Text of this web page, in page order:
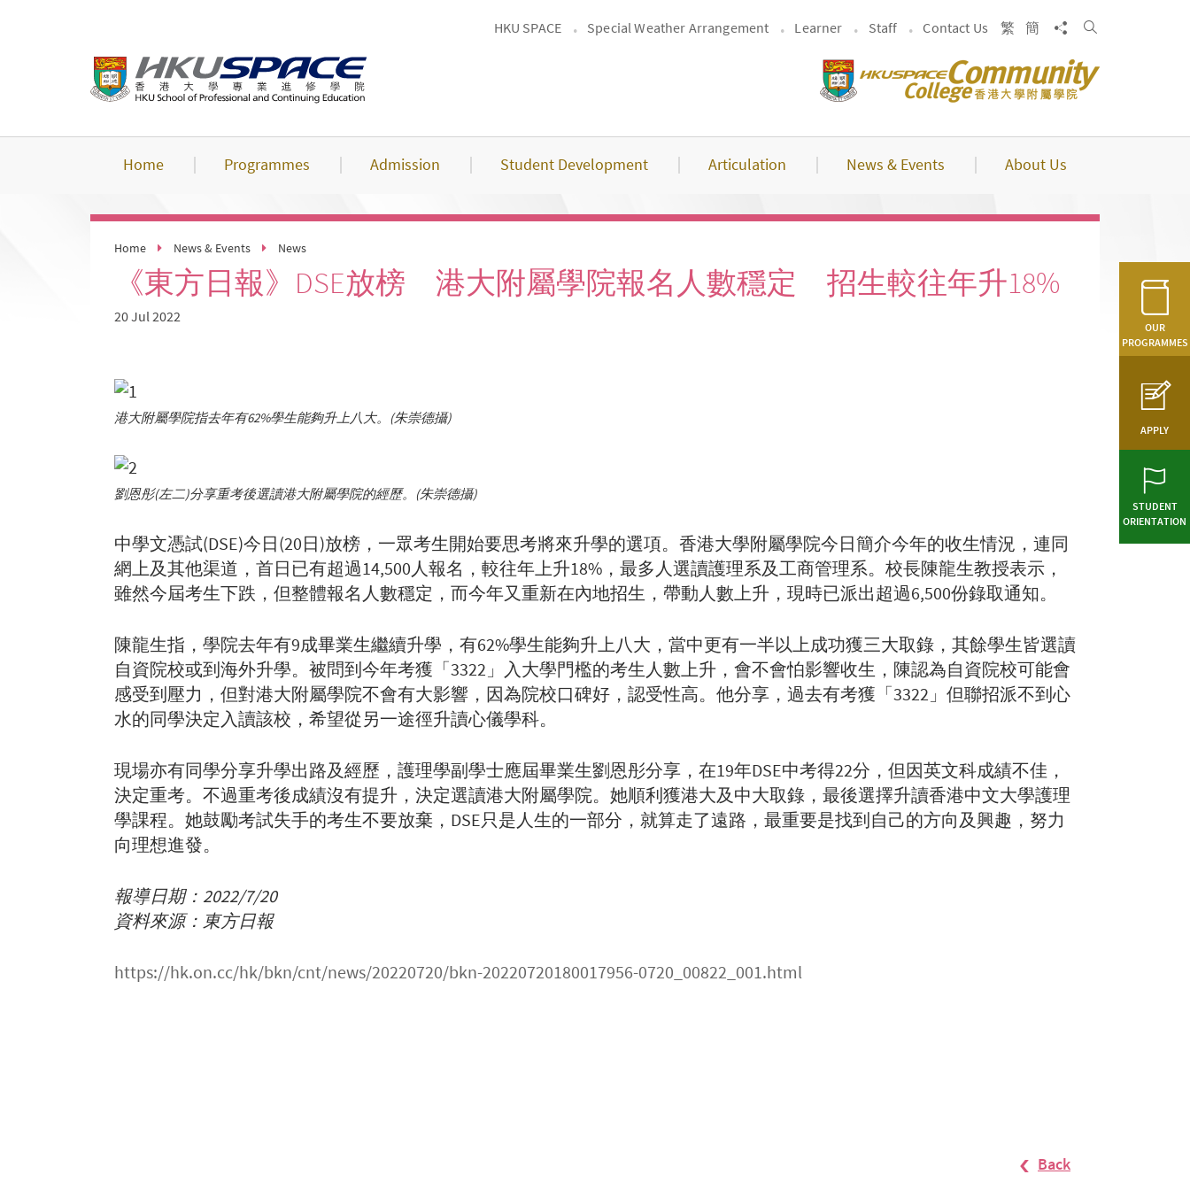
HKU SPACE Special Weather Arrangement Learner Staff Contact Us 繁 簡 Share toSearch
Home Programmes Admission Student Development Articulation News & Events About Us
OUR
PROGRAMMES
APPLY
STUDENT
ORIENTATION
Home News & Events News
《東方日報》DSE放榜 港大附屬學院報名人數穩定 招生較往年升18%
20 Jul 2022
港大附屬學院指去年有62%學生能夠升上八大。(朱崇德攝)
劉恩彤(左二)分享重考後選讀港大附屬學院的經歷。(朱崇德攝)
中學文憑試(DSE)今日(20日)放榜，一眾考生開始要思考將來升學的選項。香港大學附屬學院今日簡介今年的收生情況，連同
網上及其他渠道，首日已有超過14,500人報名，較往年上升18%，最多人選讀護理系及工商管理系。校長陳龍生教授表示，
雖然今屆考生下跌，但整體報名人數穩定，而今年又重新在內地招生，帶動人數上升，現時已派出超過6,500份錄取通知。
陳龍生指，學院去年有9成畢業生繼續升學，有62%學生能夠升上八大，當中更有一半以上成功獲三大取錄，其餘學生皆選讀
自資院校或到海外升學。被問到今年考獲「3322」入大學門檻的考生人數上升，會不會怕影響收生，陳認為自資院校可能會
感受到壓力，但對港大附屬學院不會有大影響，因為院校口碑好，認受性高。他分享，過去有考獲「3322」但聯招派不到心
水的同學決定入讀該校，希望從另一途徑升讀心儀學科。
現場亦有同學分享升學出路及經歷，護理學副學士應屆畢業生劉恩彤分享，在19年DSE中考得22分，但因英文科成績不佳，
決定重考。不過重考後成績沒有提升，決定選讀港大附屬學院。她順利獲港大及中大取錄，最後選擇升讀香港中文大學護理
學課程。她鼓勵考試失手的考生不要放棄，DSE只是人生的一部分，就算走了遠路，最重要是找到自己的方向及興趣，努力
向理想進發。
報導日期：2022/7/20
資料來源：東方日報
https://hk.on.cc/hk/bkn/cnt/news/20220720/bkn-20220720180017956-0720_00822_001.html
Back